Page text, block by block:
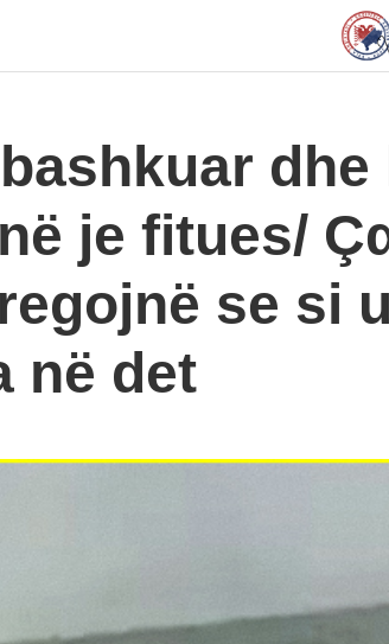
je fitues/
se si
në det